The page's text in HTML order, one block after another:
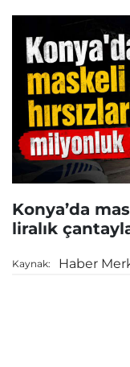
Konya’da
liralık
Kaynak: Haber